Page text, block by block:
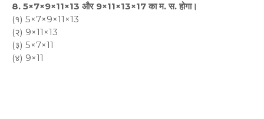
8. 5×7×9×11×13 और 9×11×13×17 का म. स. होगा।
(१) 5×7×9×11×13
(२) 9×11×13
(३) 5×7×11
(४) 9×11